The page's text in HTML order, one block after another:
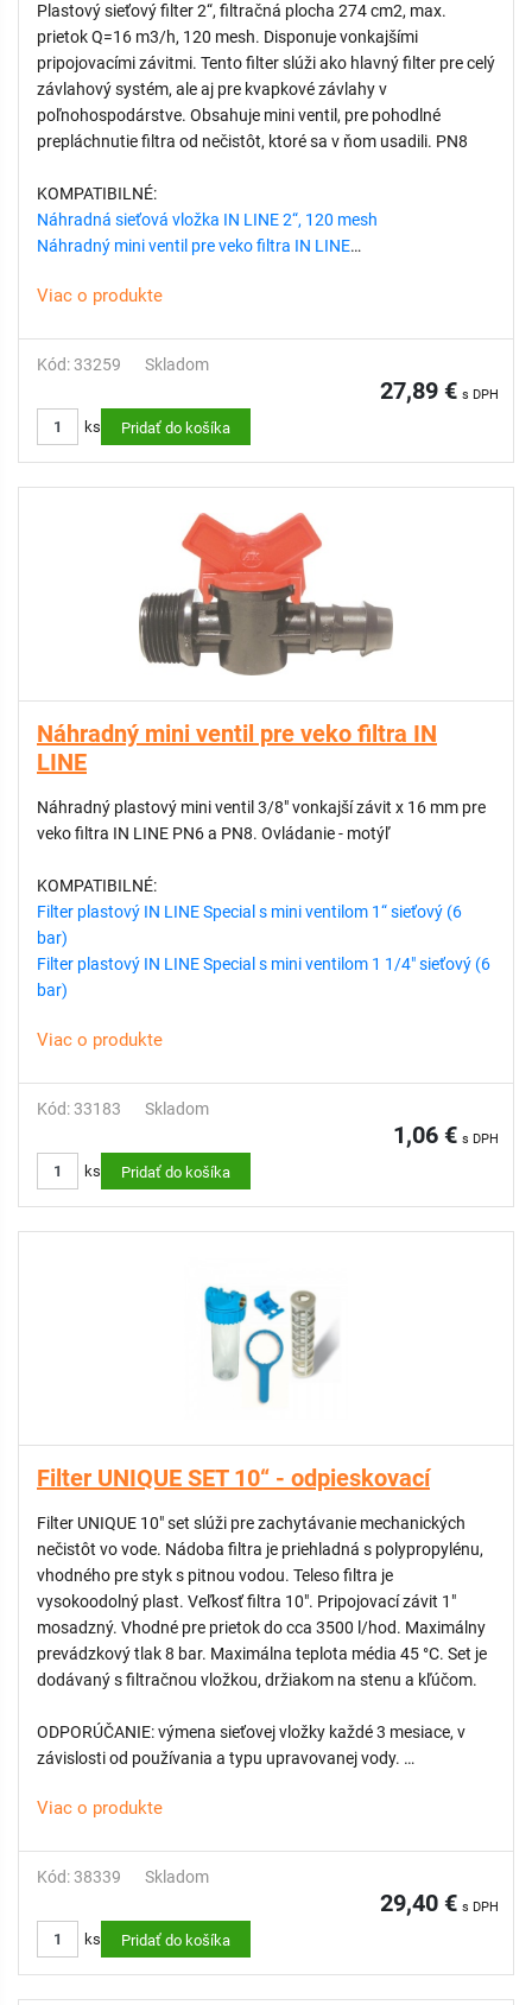
Plastový sieťový filter 2“, filtračná plocha 274 cm2, max.
prietok Q=16 m3/h, 120 mesh. Disponuje vonkajšími
pripojovacími závitmi. Tento filter slúži ako hlavný filter pre celý
závlahový systém, ale aj pre kvapkové závlahy v
poľnohospodárstve. Obsahuje mini ventil, pre pohodlné
prepláchnutie filtra od nečistôt, ktoré sa v ňom usadili. PN8
KOMPATIBILNÉ:
Náhradná sieťová vložka IN LINE 2“, 120 mesh
Náhradný mini ventil pre veko filtra IN LINE
Viac o produkte
Kód: 33259 Skladom
27,89 € s DPH
ks Pridať do košíka
Náhradný mini ventil pre veko filtra IN
LINE
Náhradný plastový mini ventil 3/8" vonkajší závit x 16 mm pre
veko filtra IN LINE PN6 a PN8. Ovládanie - motýľ
KOMPATIBILNÉ:
Filter plastový IN LINE Special s mini ventilom 1“ sieťový (6
bar)
Filter plastový IN LINE Special s mini ventilom 1 1/4" sieťový (6
bar)
Viac o produkte
Kód: 33183 Skladom
1,06 € s DPH
ks Pridať do košíka
Filter UNIQUE SET 10“ - odpieskovací
Filter UNIQUE 10" set slúži pre zachytávanie mechanických
nečistôt vo vode. Nádoba filtra je priehladná s polypropylénu,
vhodného pre styk s pitnou vodou. Teleso filtra je
vysokoodolný plast. Veľkosť filtra 10". Pripojovací závit 1"
mosadzný. Vhodné pre prietok do cca 3500 l/hod. Maximálny
prevádzkový tlak 8 bar. Maximálna teplota média 45 °C. Set je
dodávaný s filtračnou vložkou, držiakom na stenu a kľúčom.
ODPORÚČANIE: výmena sieťovej vložky každé 3 mesiace, v
závislosti od používania a typu upravovanej vody.
KOMPATIBILNÉ:Náhradná sieťová vložka pre filter UNIQUE
Viac o produkte
Kód: 38339 Skladom
29,40 € s DPH
ks Pridať do košíka